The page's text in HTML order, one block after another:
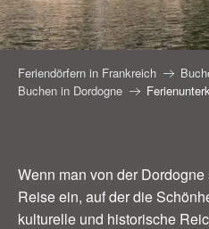
Feriendörfern in Frankreich
Buchen in Dordogne
Wenn man von der
Reise ein, auf der die
kulturelle und historische